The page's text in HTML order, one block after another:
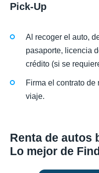
Pick-Up
Al recoger el auto,
pasaporte, licencia
crédito (si se
Firma el contrato de
viaje.
Renta de autos
Lo mejor de